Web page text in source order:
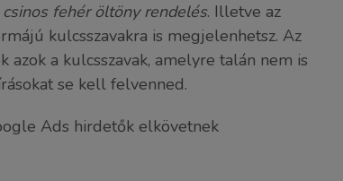
csinos fehér öltöny rendelés. Illetve az
kulcsszavakra is megjelenhetsz. Az
azok a kulcsszavak, amelyre talán nem is
se kell felvenned.